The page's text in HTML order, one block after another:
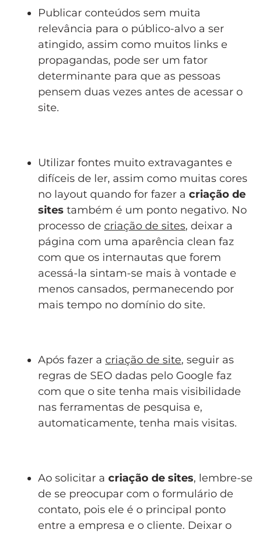
Publicar conteúdos sem muita
relevância para o público-alvo a ser
atingido, assim como muitos links e
propagandas, pode ser um fator
determinante para que as pessoas
pensem duas vezes antes de acessar o
site.
Utilizar fontes muito extravagantes e
difíceis de ler, assim como muitas cores
no layout quando for fazer a criação de
sites também é um ponto negativo. No
processo de criação de sites, deixar a
página com uma aparência clean faz
com que os internautas que forem
acessá-la sintam-se mais à vontade e
menos cansados, permanecendo por
mais tempo no domínio do site.
Após fazer a criação de site, seguir as
regras de SEO dadas pelo Google faz
com que o site tenha mais visibilidade
nas ferramentas de pesquisa e,
automaticamente, tenha mais visitas.
Ao solicitar a criação de sites, lembre-se
de se preocupar com o formulário de
contato, pois ele é o principal ponto
entre a empresa e o cliente. Deixar o